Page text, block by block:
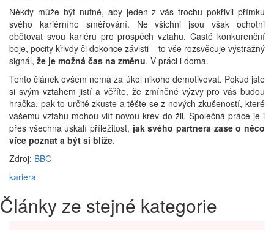
Někdy může být nutné, aby jeden z vás trochu pokřivil přímku
svého kariérního směřování. Ne všichni jsou však ochotni
obětovat svou kariéru pro prospěch vztahu. Časté konkurenční
boje, pocity křivdy či dokonce závisti – to vše rozsvěcuje výstražný
signál, že je možná čas na změnu. V práci i doma.
Tento článek ovšem nemá za úkol nikoho demotivovat. Pokud jste
si svým vztahem jistí a věříte, že zmíněné výzvy pro vás budou
hračka, pak to určitě zkuste a těšte se z nových zkušeností, které
vašemu vztahu mohou vlít novou krev do žil. Společná práce je i
přes všechna úskalí příležitost, jak svého partnera zase o něco
více poznat a být si blíže.
Zdroj: BBC
kariéra
Články ze stejné kategorie